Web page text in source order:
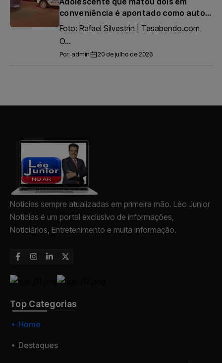
conveniência é apontado como autor
de outro ataque a tiros
Foto: Rafael Silvestrin | Tasabendo.com
O...
Por: admin 20 de julho de 2026
Noticias sempre atualizadas em primeira mão. Léo Junior
Noticias é um portal exclusivo de informações,
Noticiários, Entretenimento e muita informação.
Top Categorias
Home
Destaques